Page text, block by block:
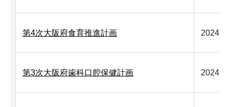
第4次大阪府食育推進計画 2024
第3次大阪府歯科口腔保健計画 2024